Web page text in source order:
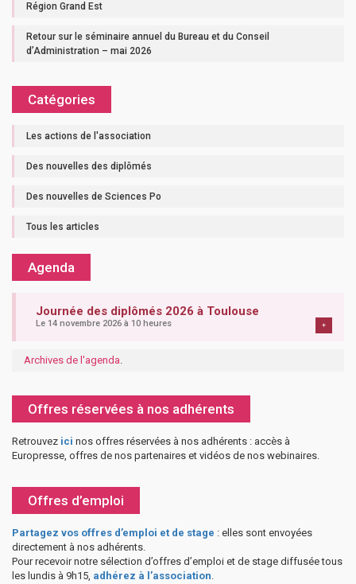
Région Grand Est
Retour sur le séminaire annuel du Bureau et du Conseil
d’Administration – mai 2026
Catégories
Les actions de l'association
Des nouvelles des diplômés
Des nouvelles de Sciences Po
Tous les articles
Agenda
Journée des diplômés 2026 à Toulouse
Le 14 novembre 2026 à 10 heures +
Archives de l'agenda.
Offres réservées à nos adhérents
Retrouvez ici nos offres réservées à nos adhérents : accès à
Europresse, offres de nos partenaires et vidéos de nos webinaires.
Offres d’emploi
Partagez vos offres d’emploi et de stage : elles sont envoyées
directement à nos adhérents.
Pour recevoir notre sélection d’offres d’emploi et de stage diffusée tous
les lundis à 9h15, adhérez à l’association.